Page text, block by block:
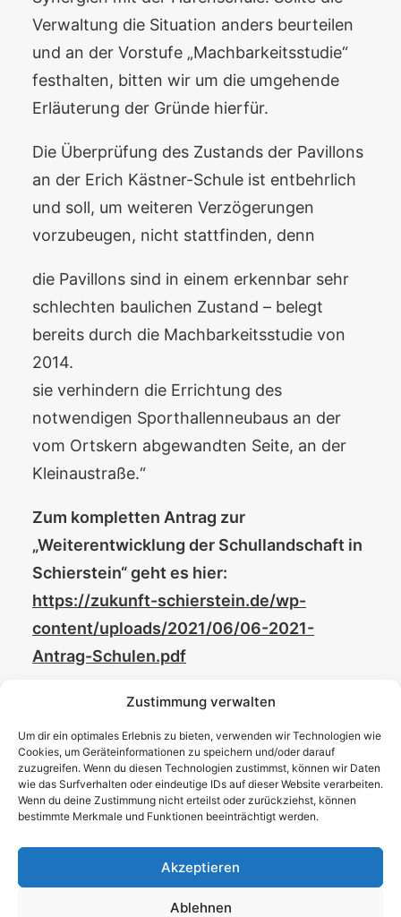
Zustimmung verwalten
Um dir ein optimales Erlebnis zu bieten, verwenden wir Technologien wie
Cookies, um Geräteinformationen zu speichern und/oder darauf
zuzugreifen. Wenn du diesen Technologien zustimmst, können wir Daten
wie das Surfverhalten oder eindeutige IDs auf dieser Website verarbeiten.
Wenn du deine Zustimmung nicht erteilst oder zurückziehst, können
bestimmte Merkmale und Funktionen beeinträchtigt werden.
Akzeptieren
Ablehnen
Verwaltung die Situation anders beurteilen
und an der Vorstufe „Machbarkeitsstudie“
festhalten, bitten wir um die umgehende
Erläuterung der Gründe hierfür.
Die Überprüfung des Zustands der Pavillons
an der Erich Kästner-Schule ist entbehrlich
und soll, um weiteren Verzögerungen
vorzubeugen, nicht stattfinden, denn
die Pavillons sind in einem erkennbar sehr
schlechten baulichen Zustand – belegt
bereits durch die Machbarkeitsstudie von
2014.
sie verhindern die Errichtung des
notwendigen Sporthallenneubaus an der
vom Ortskern abgewandten Seite, an der
Kleinaustraße.“
Zum kompletten Antrag zur
„Weiterentwicklung der Schullandschaft in
Schierstein“ geht es hier:
https://zukunft-schierstein.de/wp-
content/uploads/2021/06/06-2021-
Antrag-Schulen.pdf
Und wer lieber ein schönes Buch liest –
Buchempfehlung hier:
https://www.genialokal.de/Produkt/Erich-
Kaestner/Der-35-Mai_lid_36806162.html?
storeID=schierst